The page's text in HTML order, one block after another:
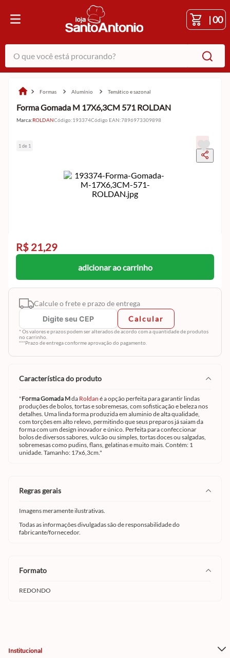
|00
O que você está procurando?
formas alumínio temático e sazonal
Forma Gomada M 17X6,3CM 571 ROLDAN
Marca:ROLDANCódigo:193374Código EAN:7896973309898
1 de 1
R$ 21,29
adicionar ao carrinho
Calcule o frete e prazo de entrega
Calcular
* Os valores e prazos podem ser alterados de acordo com a quantidade de produtos
no carrinho.
***Prazo de entrega conforme aprovação do pagamento.
característica do produto
"Forma Gomada Mda Roldan é a opção perfeita para garantir lindas
produções de bolos, tortas e sobremesas, com sofisticação e beleza nos
detalhes. Uma linda forma produzida em aluminio de alta qualidade,
com torções em alto relevo, permitindo que seus preparos já saiam da
forma com um design inovador e único. Perfeita para confeccionar
bolos de diversos sabores, vulcão ou simples, tortas doces ou salgadas,
sobremesas como pudins, flans, gelatinas e muito mais. Contém: 1
unidade. Tamanho: 17x6,3cm."
regras gerais
Imagens meramente ilustrativas.
Todas as informações divulgadas são de responsabilidade do
fabricante/fornecedor.
formato
REDONDO
Institucional